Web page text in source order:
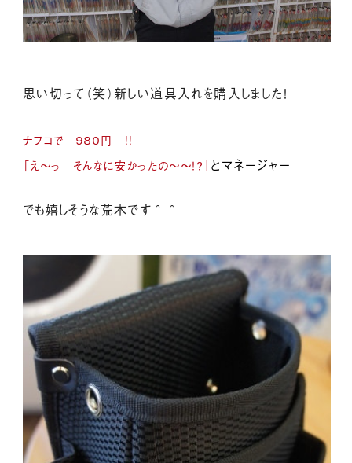
思い切って（笑）新しい道具入れを購入しました！
ナフコで ９８０円 !!
「え～っ そんなに安かったの～～！？」 とマネージャー
でも嬉しそうな荒木です＾＾